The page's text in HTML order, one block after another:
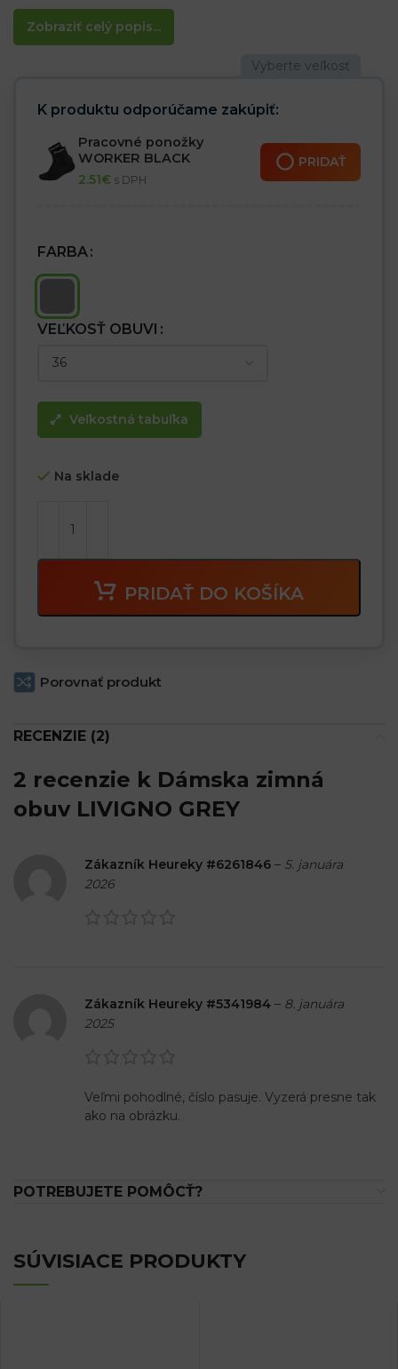
Zobraziť celý popis...
– Obuv na šnurovanie
– Zateplené kožušinou
– Ľahké a pohodlné na každodenné nosenie
K produktu odporúčame zakúpiť:
Pracovné ponožky
WORKER BLACK
2.51€ s DPH
PRIDAŤ
FARBA
VEĽKOSŤ OBUVI
Veľkostná tabuľka
Na sklade
PRIDAŤ DO KOŠÍKA
Porovnať produkt
RECENZIE (2)
2 recenzie k Dámska zimná
obuv LIVIGNO GREY
Zákazník Heureky #6261846 – 5. januára
2026
Zákazník Heureky #5341984 – 8. januára
2025
Veľmi pohodlné, číslo pasuje. Vyzerá presne tak
ako na obrázku.
POTREBUJETE POMÔCŤ?
SÚVISIACE PRODUKTY